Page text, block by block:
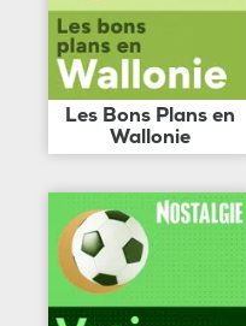
Les Bons Plans en
Wallonie